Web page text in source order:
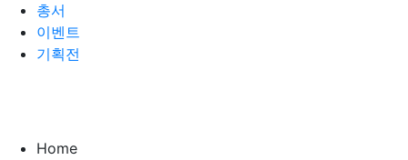
총서
이벤트
기획전
Home